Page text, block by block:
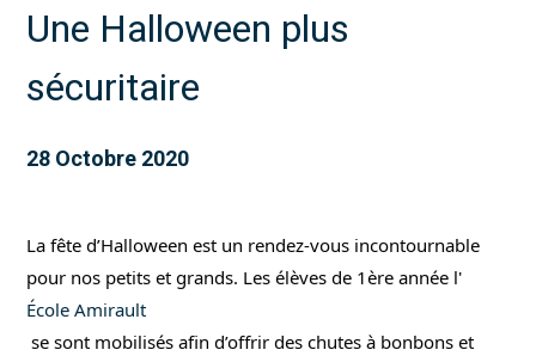
Une Halloween plus
sécuritaire
28 Octobre 2020
La fête d’Halloween est un rendez-vous incontournable
pour nos petits et grands. Les élèves de 1ère année l'
École Amirault
se sont mobilisés afin d’offrir des chutes à bonbons et